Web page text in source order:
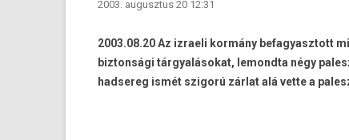
TENGERENTÚL2003. augusztus 20 12:31
2003.08.20 Az izraeli kormány befagyasztott
biztonsági tárgyalásokat, lemondta négy
hadsereg ismét szigorú zárlat alá vette a